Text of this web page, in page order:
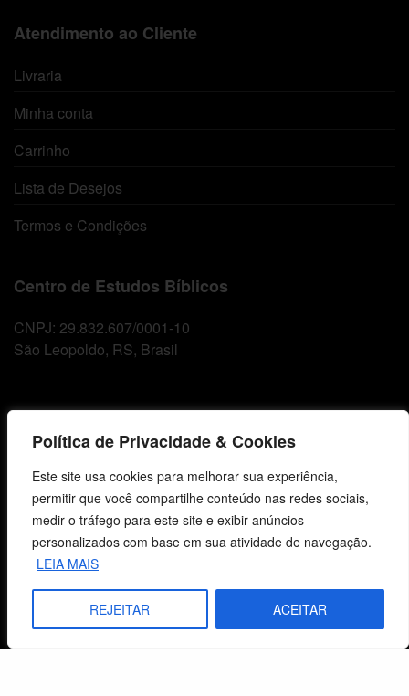
Política de Privacidade & Cookies
Este site usa cookies para melhorar sua experiência,
permitir que você compartilhe conteúdo nas redes sociais,
medir o tráfego para este site e exibir anúncios
personalizados com base em sua atividade de navegação.
LEIA MAIS
REJEITAR ACEITAR
Atendimento ao Cliente
Livraria
Minha conta
Carrinho
Lista de Desejos
Termos e Condições
Centro de Estudos Bíblicos
CNPJ: 29.832.607/0001-10
São Leopoldo, RS, Brasil
Fale Conosco
vendas@cebi.org.br
comunicacao@cebi.org.br
WhatsApp / Vendas
+55 (51) 99734-4518
WhatsApp / Comunicação
+55 (51) 99799-3041